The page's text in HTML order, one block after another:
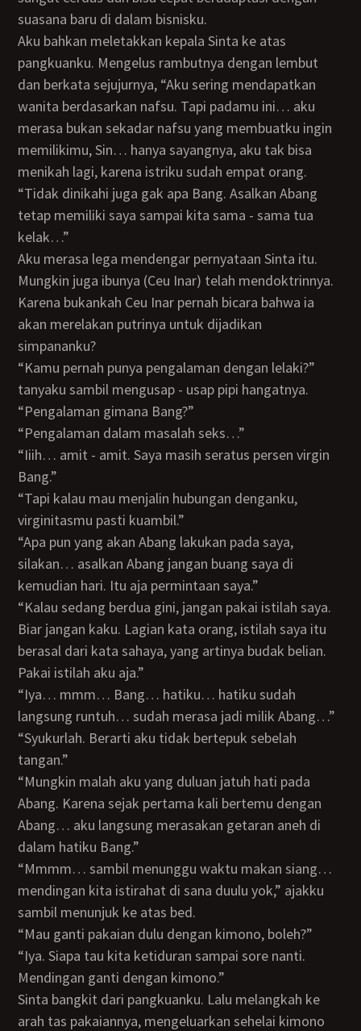
suasana baru di dalam bisnisku.
Aku bahkan meletakkan kepala Sinta ke atas
pangkuanku. Mengelus rambutnya dengan lembut
dan berkata sejujurnya, “Aku sering mendapatkan
wanita berdasarkan nafsu. Tapi padamu ini… aku
merasa bukan sekadar nafsu yang membuatku ingin
memilikimu, Sin… hanya sayangnya, aku tak bisa
menikah lagi, karena istriku sudah empat orang.
“Tidak dinikahi juga gak apa Bang. Asalkan Abang
tetap memiliki saya sampai kita sama - sama tua
kelak…”
Aku merasa lega mendengar pernyataan Sinta itu.
Mungkin juga ibunya (Ceu Inar) telah mendoktrinnya.
Karena bukankah Ceu Inar pernah bicara bahwa ia
akan merelakan putrinya untuk dijadikan
simpananku?
“Kamu pernah punya pengalaman dengan lelaki?”
tanyaku sambil mengusap - usap pipi hangatnya.
“Pengalaman gimana Bang?”
“Pengalaman dalam masalah seks…”
“Iiih… amit - amit. Saya masih seratus persen virgin
Bang.”
“Tapi kalau mau menjalin hubungan denganku,
virginitasmu pasti kuambil.”
“Apa pun yang akan Abang lakukan pada saya,
silakan… asalkan Abang jangan buang saya di
kemudian hari. Itu aja permintaan saya.”
“Kalau sedang berdua gini, jangan pakai istilah saya.
Biar jangan kaku. Lagian kata orang, istilah saya itu
berasal dari kata sahaya, yang artinya budak belian.
Pakai istilah aku aja.”
“Iya… mmm… Bang… hatiku… hatiku sudah
langsung runtuh… sudah merasa jadi milik Abang…”
“Syukurlah. Berarti aku tidak bertepuk sebelah
tangan.”
“Mungkin malah aku yang duluan jatuh hati pada
Abang. Karena sejak pertama kali bertemu dengan
Abang… aku langsung merasakan getaran aneh di
dalam hatiku Bang.”
“Mmmm… sambil menunggu waktu makan siang…
mendingan kita istirahat di sana duulu yok,” ajakku
sambil menunjuk ke atas bed.
“Mau ganti pakaian dulu dengan kimono, boleh?”
“Iya. Siapa tau kita ketiduran sampai sore nanti.
Mendingan ganti dengan kimono.”
Sinta bangkit dari pangkuanku. Lalu melangkah ke
arah tas pakaiannya, mengeluarkan sehelai kimono